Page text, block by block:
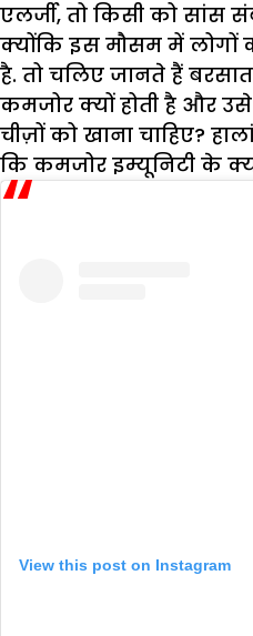
एलर्जी, तो किसी को सांस
क्योंकि इस मौसम में लोगों
है. तो चलिए जानते हैं
कमजोर क्यों होती है और
चीज़ों को खाना चाहिए?
कि कमजोर इम्यूनिटी के
View this post on Instagram